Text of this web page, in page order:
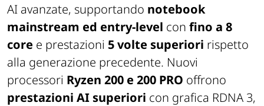
AI avanzate, supportando notebook
mainstream ed entry-level con fino a 8
core e prestazioni 5 volte superiori rispetto
alla generazione precedente. Nuovi
processori Ryzen 200 e 200 PRO offrono
prestazioni AI superiori con grafica RDNA 3,